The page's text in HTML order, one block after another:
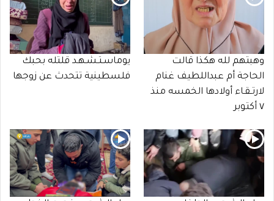
وهبتهم لله هكذا قالت
الحاجة أم عبداللطيف غنام
لارتـقـاء أولادها الخمسه منذ
٧ أكتوبر
يوماسـتـشـهـد قلتله بحبك
فلسطينية تتحدث عن زوجها